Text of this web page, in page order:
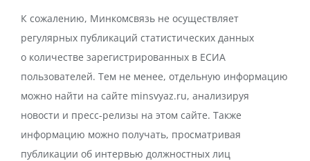
К сожалению, Минкомсвязь не осуществляет
регулярных публикаций статистических данных
о количестве зарегистрированных в ЕСИА
пользователей. Тем не менее, отдельную информацию
можно найти на сайте minsvyaz.ru, анализируя
новости и пресс-релизы на этом сайте. Также
информацию можно получать, просматривая
публикации об интервью должностных лиц